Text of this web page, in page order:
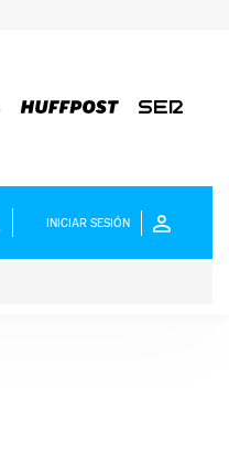
INICIAR SESIÓN